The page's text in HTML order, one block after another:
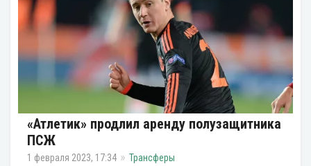
«Атлетик» продлил аренду полузащитника
ПСЖ
1 февраля 2023, 17:34 Трансферы